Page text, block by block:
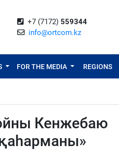
+7 (7172) 559344
info@ortcom.kz
FOR THE MEDIA REGIONS
Кенжебаю